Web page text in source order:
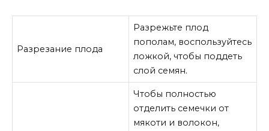
Разрезание плода
Разрежьте плод
пополам, воспользуйтесь
ложкой, чтобы поддеть
слой семян.
Чтобы полностью
отделить семечки от
мякоти и волокон,